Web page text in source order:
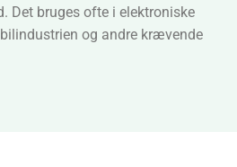
Det bruges ofte i elektroniske
og andre krævende